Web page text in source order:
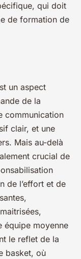
qui doit
de formation de
un aspect
de la
communication
clair, et une
Mais au-delà
crucial de
de l’effort et de
équipe moyenne
le reflet de la
basket, où